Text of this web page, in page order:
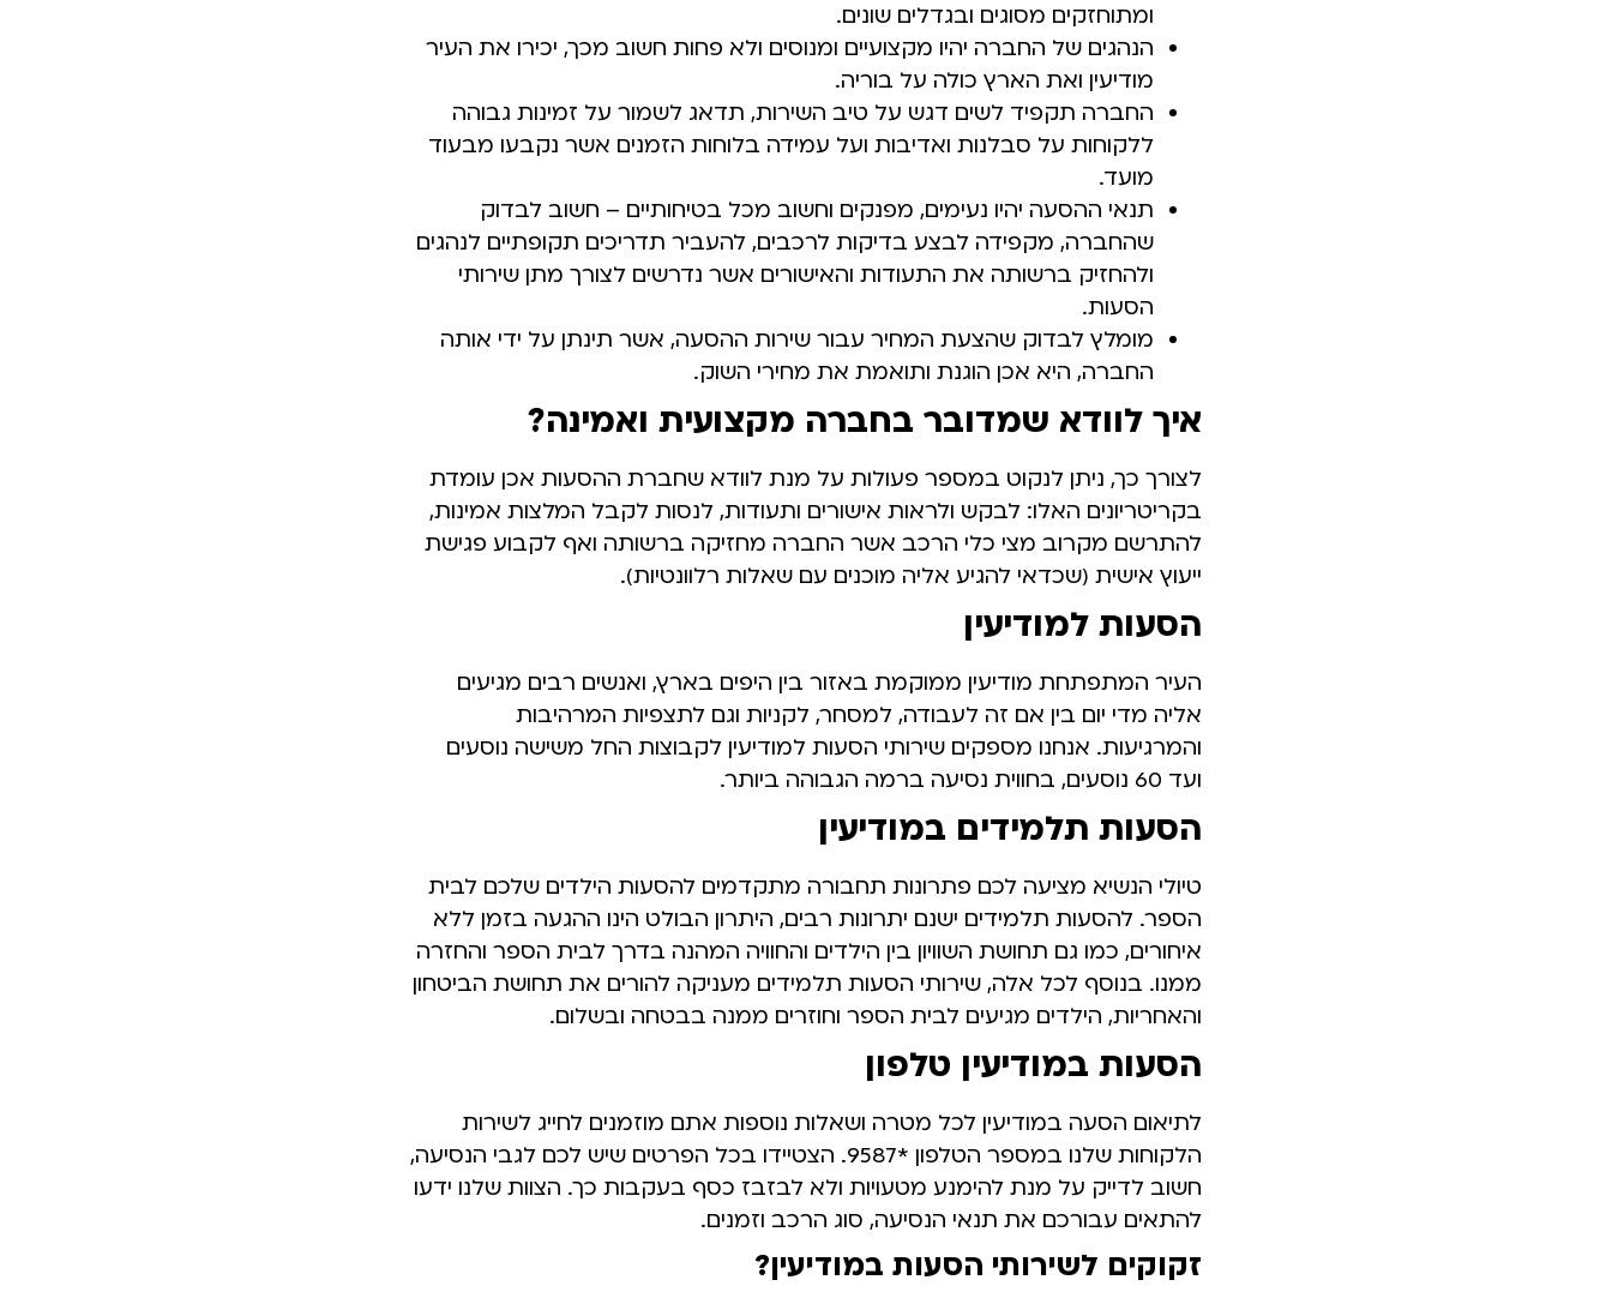
ומתוחזקים מסוגים ובגדלים שונים.
הנהגים של החברה יהיו מקצועיים ומנוסים ולא פחות חשוב מכך, יכירו את העיר
מודיעין ואת הארץ כולה על בוריה.
החברה תקפיד לשים דגש על טיב השירות, תדאג לשמור על זמינות גבוהה
ללקוחות על סבלנות ואדיבות ועל עמידה בלוחות הזמנים אשר נקבעו מבעוד
מועד.
תנאי ההסעה יהיו נעימים, מפנקים וחשוב מכל בטיחותיים – חשוב לבדוק
שהחברה, מקפידה לבצע בדיקות לרכבים, להעביר תדריכים תקופתיים לנהגים
ולהחזיק ברשותה את התעודות והאישורים אשר נדרשים לצורך מתן שירותי
הסעות.
מומלץ לבדוק שהצעת המחיר עבור שירות ההסעה, אשר תינתן על ידי אותה
החברה, היא אכן הוגנת ותואמת את מחירי השוק.
איך לוודא שמדובר בחברה מקצועית ואמינה?
לצורך כך, ניתן לנקוט במספר פעולות על מנת לוודא שחברת ההסעות אכן עומדת
בקריטריונים האלו: לבקש ולראות אישורים ותעודות, לנסות לקבל המלצות אמינות,
להתרשם מקרוב מצי כלי הרכב אשר החברה מחזיקה ברשותה ואף לקבוע פגישת
ייעוץ אישית (שכדאי להגיע אליה מוכנים עם שאלות רלוונטיות).
הסעות למודיעין
העיר המתפתחת מודיעין ממוקמת באזור בין היפים בארץ, ואנשים רבים מגיעים
אליה מדי יום בין אם זה לעבודה, למסחר, לקניות וגם לתצפיות המרהיבות
והמרגיעות. אנחנו מספקים שירותי הסעות למודיעין לקבוצות החל משישה נוסעים
ועד 60 נוסעים, בחווית נסיעה ברמה הגבוהה ביותר.
הסעות תלמידים במודיעין
טיולי הנשיא מציעה לכם פתרונות תחבורה מתקדמים להסעות הילדים שלכם לבית
הספר. להסעות תלמידים ישנם יתרונות רבים, היתרון הבולט הינו ההגעה בזמן ללא
איחורים, כמו גם תחושת השוויון בין הילדים והחוויה המהנה בדרך לבית הספר והחזרה
ממנו. בנוסף לכל אלה, שירותי הסעות תלמידים מעניקה להורים את תחושת הביטחון
והאחריות, הילדים מגיעים לבית הספר וחוזרים ממנה בבטחה ובשלום.
הסעות במודיעין טלפון
לתיאום הסעה במודיעין לכל מטרה ושאלות נוספות אתם מוזמנים לחייג לשירות
הלקוחות שלנו במספר הטלפון *9587. הצטיידו בכל הפרטים שיש לכם לגבי הנסיעה,
חשוב לדייק על מנת להימנע מטעויות ולא לבזבז כסף בעקבות כך. הצוות שלנו ידעו
להתאים עבורכם את תנאי הנסיעה, סוג הרכב וזמנים.
זקוקים לשירותי הסעות במודיעין?